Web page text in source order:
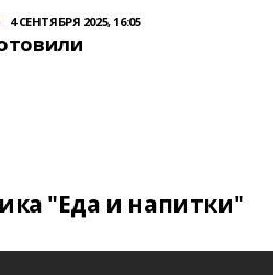
4 СЕНТЯБРЯ 2025, 16:05
"Еда и напитки"